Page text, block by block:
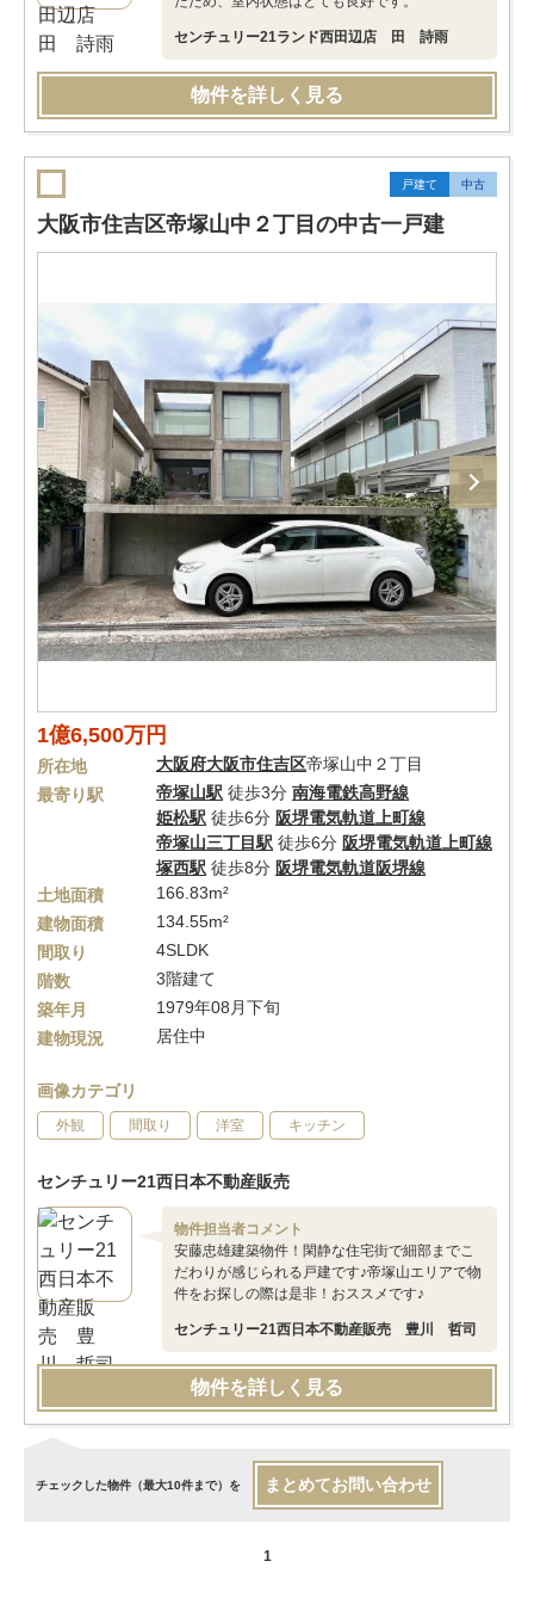
センチュリー21ランド西田辺店 田 詩雨
物件を詳しく見る
戸建て 中古
大阪市住吉区帝塚山中２丁目の中古一戸建
1億6,500万円
所在地 大阪府大阪市住吉区帝塚山中２丁目
最寄り駅
帝塚山駅 徒歩3分 南海電鉄高野線
姫松駅 徒歩6分 阪堺電気軌道上町線
帝塚山三丁目駅 徒歩6分 阪堺電気軌道上町線
塚西駅 徒歩8分 阪堺電気軌道阪堺線
土地面積
166.83m²
建物面積
134.55m²
間取り
4SLDK
階数
3階建て
築年月
1979年08月下旬
建物現況
居住中
画像カテゴリ
外観 間取り 洋室 キッチン
センチュリー21西日本不動産販売
物件担当者コメント
安藤忠雄建築物件！閑静な住宅街で細部までこ
だわりが感じられる戸建です♪帝塚山エリアで物
件をお探しの際は是非！おススメです♪
センチュリー21西日本不動産販売 豊川 哲司
物件を詳しく見る
チェックした物件（最大10件まで）を まとめてお問い合わせ
1